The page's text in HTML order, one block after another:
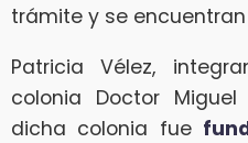
trámite y se
Patricia Vélez,
colonia Doctor
dicha colonia fue